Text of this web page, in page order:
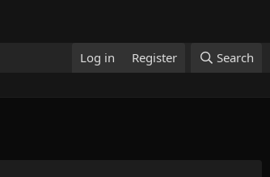
Log in Register Search